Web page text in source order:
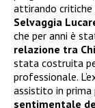
attirando critiche
Selvaggia
che per anni è
relazione tra
stata costruita
professionale.
assistito in prima
sentimentale